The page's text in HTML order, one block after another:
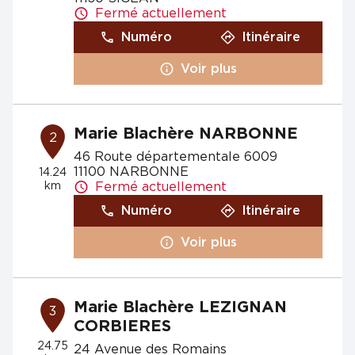
Fermé actuellement
Numéro
Itinéraire
Voir plus
2
14.24
km
Marie Blachère NARBONNE
46 Route départementale 6009
11100 NARBONNE
Fermé actuellement
Numéro
Itinéraire
Voir plus
3
24.75
Marie Blachère LEZIGNAN
CORBIERES
24 Avenue des Romains